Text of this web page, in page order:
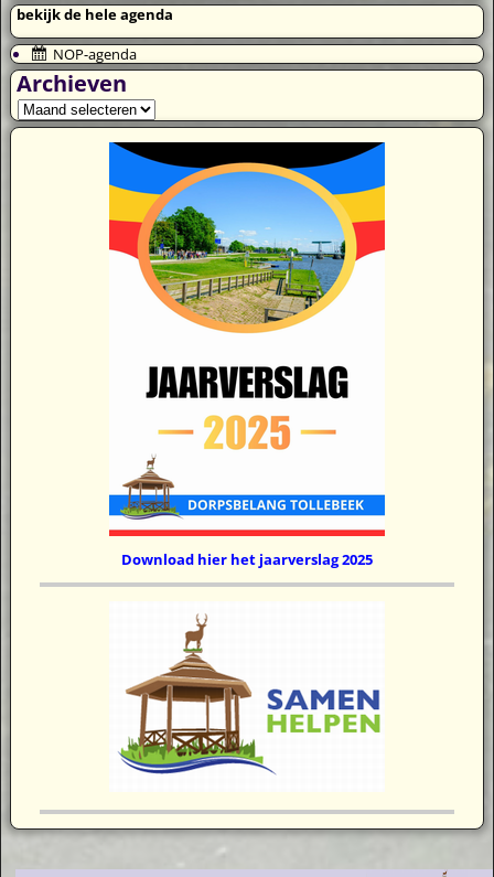
bekijk de hele agenda
NOP-agenda
Archieven
Download hier het jaarverslag 2025